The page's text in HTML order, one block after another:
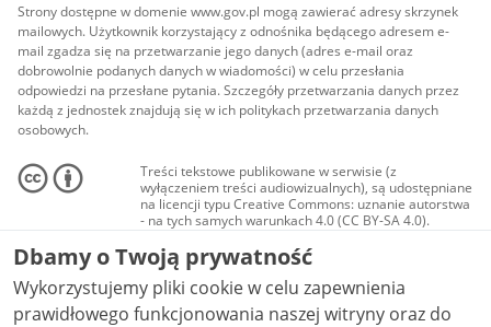
Strony dostępne w domenie www.gov.pl mogą zawierać adresy skrzynek
mailowych. Użytkownik korzystający z odnośnika będącego adresem e-
mail zgadza się na przetwarzanie jego danych (adres e-mail oraz
dobrowolnie podanych danych w wiadomości) w celu przesłania
odpowiedzi na przesłane pytania. Szczegóły przetwarzania danych przez
każdą z jednostek znajdują się w ich politykach przetwarzania danych
osobowych.
Treści tekstowe publikowane w serwisie (z
wyłączeniem treści audiowizualnych), są udostępniane
na licencji typu Creative Commons: uznanie autorstwa
- na tych samych warunkach 4.0 (CC BY-SA 4.0).
Materiały audiowizualne, w tym zdjęcia, materiały
audio i wideo, są udostępniane na licencji typu
Creative Commons: uznanie autorstwa użycie
niekomercyjne - bez utworów zależnych 4.0 (CC BY-
NC-ND 4.0), o ile nie jest to stwierdzone inaczej.
Dbamy o Twoją prywatność
Wykorzystujemy pliki cookie w celu zapewnienia
prawidłowego funkcjonowania naszej witryny oraz do